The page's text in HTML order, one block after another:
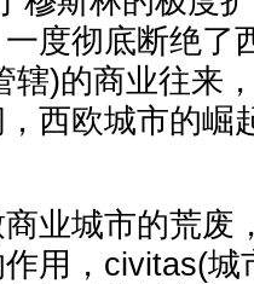
度彻底断绝了
辖)的商业往来
西欧城市的崛
城市的荒废
用，civitas(城